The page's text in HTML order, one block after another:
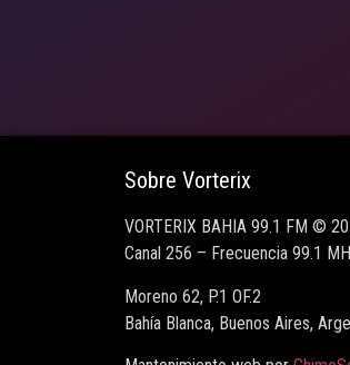
Sobre Vorterix
VORTERIX BAHIA 99.1 FM ©
Canal 256 – Frecuencia 99.1
Moreno 62, P.1 OF.2
Bahía Blanca, Buenos Aires,